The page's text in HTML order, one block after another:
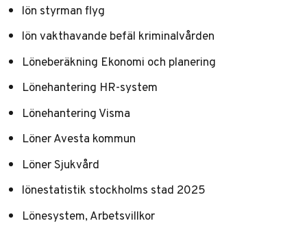
lön styrman flyg
lön vakthavande befäl kriminalvården
Löneberäkning Ekonomi och planering
Lönehantering HR-system
Lönehantering Visma
Löner Avesta kommun
Löner Sjukvård
lönestatistik stockholms stad 2025
Lönesystem, Arbetsvillkor